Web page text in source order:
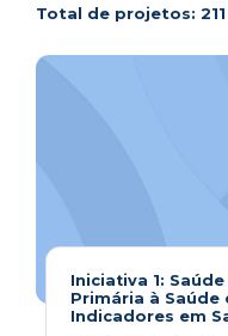
Total de projetos: 211
Iniciativa 1:
Primária à Saúde
Indicadores em